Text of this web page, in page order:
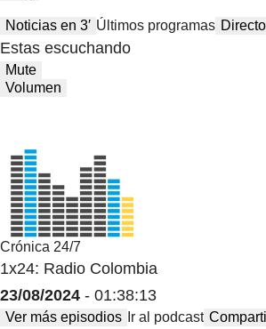
Noticias en 3′ Últimos programas Directo
Estas escuchando
Mute
Volumen
Crónica 24/7
1x24: Radio Colombia
23/08/2024 - 01:38:13
Ver más episodios Ir al podcast